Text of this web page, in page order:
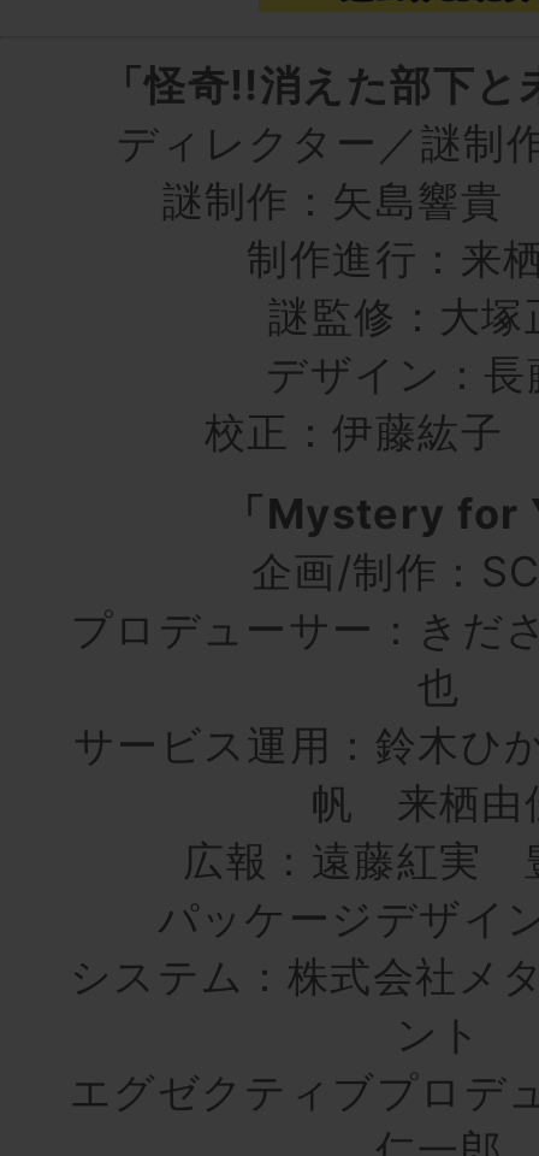
「怪奇!!消えた部下
ディレクター／謎制
謎制作：矢島響貴
制作進行：来
謎監修：大塚
デザイン：長
校正：伊藤紘子
「Mystery for
企画/制作：
プロデューサー：き
也
サービス運用：鈴木
帆 来栖由
広報：遠藤紅実
パッケージデザイ
システム：株式会社メ
ント
エグゼクティブプロデ